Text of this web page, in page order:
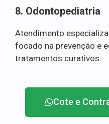
8. Odontopediatria
Atendimento
focado na prevenção e
tratamentos curativos.
Cote e